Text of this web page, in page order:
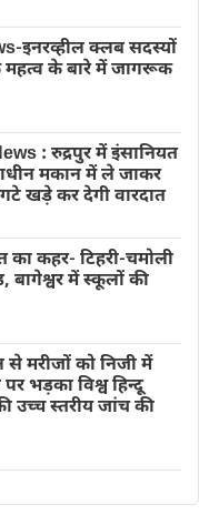
इनरव्हील क्लब सदस्यों
के बारे में जागरूक
: रुद्रपुर में इंसानियत
मकान में ले जाकर
खड़े कर देगी वारदात
का कहर- टिहरी-चमोली
बागेश्वर में स्कूलों की
से मरीजों को निजी में
भड़का विश्व हिन्दू
उच्च स्तरीय जांच की